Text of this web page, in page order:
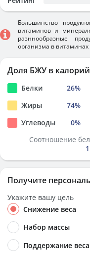
Большинство
витаминов и
разннообразные
организма в
Доля БЖУ в
Белки 26%
Жиры
74%
Углеводы
0%
Соотношение
Получите
Укажите вашу цель
Снижение веса
Набор массы
Поддержание веса